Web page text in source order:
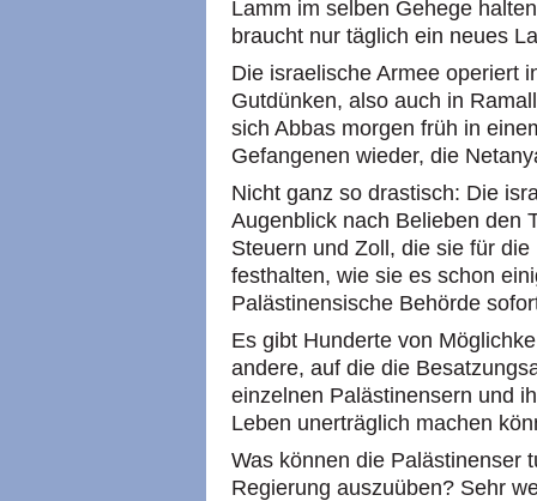
Lamm im selben Gehege
braucht nur täglich ein neues
Die israelische Armee operiert
Gutdünken, also auch in
sich Abbas morgen früh in
Gefangenen wieder, die
Nicht ganz so drastisch: Die
Augenblick nach Belieben den
Steuern und Zoll, die sie für
festhalten, wie sie es schon
Palästinensische Behörde
Es gibt Hunderte von
andere, auf die die
einzelnen Palästinensern und
Leben unerträglich machen
Was können die Palästinenser
Regierung auszuüben? Sehr